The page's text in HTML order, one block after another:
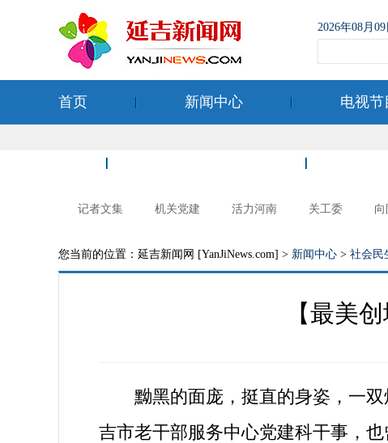
2026年08月
首页 新闻中心 电视节
记者文集 机关党建 活力河南 关工委 向
您当前的位置：延吉新闻网 [YanJiNews.com] > 新闻中心 > 社会民
【最美
黝黑的面庞，挺直的身姿，一双
吉市老干部服务中心党建科干事，